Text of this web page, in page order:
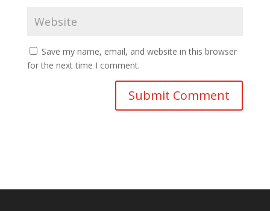
Save my name, email, and website in this browser
for the next time I comment.